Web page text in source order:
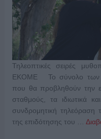
Τηλεοπτικές σειρές
ΕΚΟΜΕ Το σύνολο των
που θα προβληθούν την
σταθμούς, τα ιδιωτικά
συνδρομητική τηλεόραση
της επιδότησης του …